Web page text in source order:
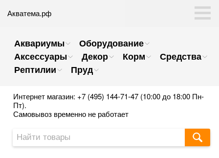
Акватема.рф
Аквариумы
Оборудование
Аксессуары
Декор Корм
Средства
Рептилии
Пруд
Интернет магазин: +7 (495) 144-71-47 (10:00 до 18:00 Пн-
Пт).
Самовывоз временно не работает